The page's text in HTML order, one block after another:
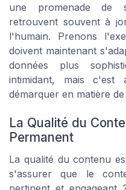
une promenade de
retrouvent souvent à
l'humain. Prenons
doivent maintenant
données plus
intimidant, mais c'est
démarquer en matière
La Qualité du
Permanent
La qualité du contenu
s'assurer que le